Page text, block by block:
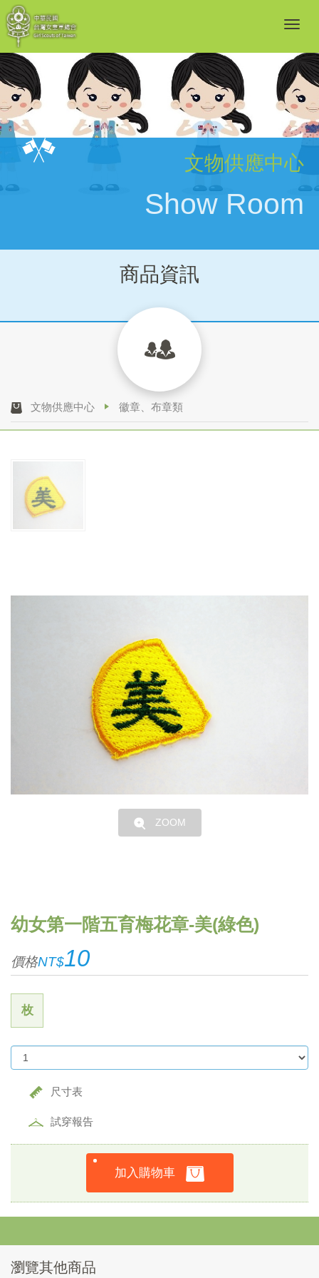
文物供應中心
Show Room
商品資訊
文物供應中心 徽章、布章類
ZOOM
幼女第一階五育梅花章-美(綠色)
價格NT$10
枚
尺寸表
試穿報告
加入購物車
瀏覽其他商品